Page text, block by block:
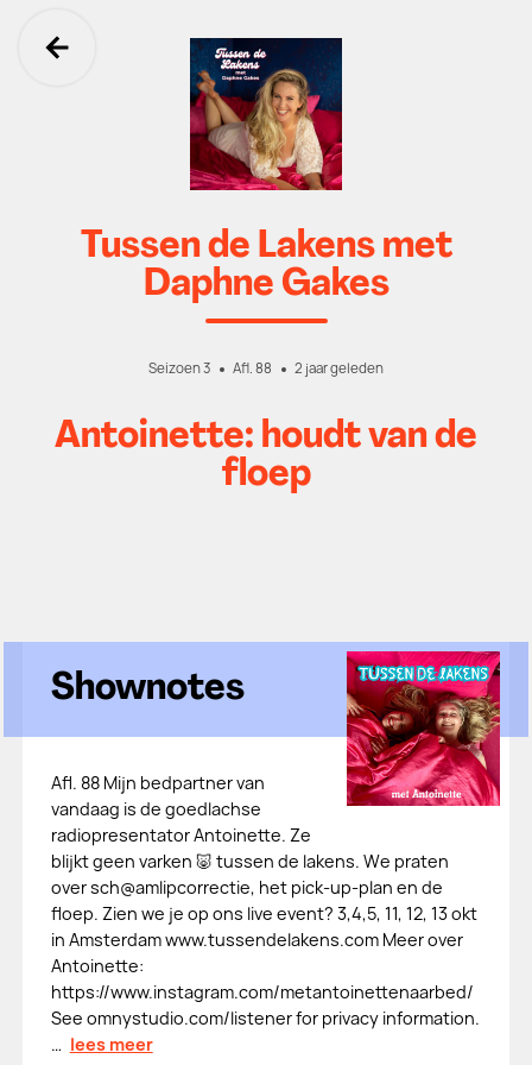
Ga terug
Tussen de Lakens met
Daphne Gakes
Seizoen 3 Afl. 88 2 jaar geleden
Antoinette: houdt van de
floep
Shownotes
Afl. 88 Mijn bedpartner van
vandaag is de goedlachse
radiopresentator Antoinette. Ze
blijkt geen varken 🐷 tussen de lakens. We praten
over sch@amlipcorrectie, het pick-up-plan en de
floep. Zien we je op ons live event? 3,4,5, 11, 12, 13 okt
in Amsterdam www.tussendelakens.com Meer over
Antoinette:
https://www.instagram.com/metantoinettenaarbed/
See omnystudio.com/listener for privacy information.
… lees meer